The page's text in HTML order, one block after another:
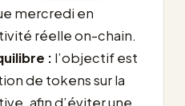
mercredi en
réelle on-chain.
: l’objectif est
de tokens sur la
afin d’éviter une